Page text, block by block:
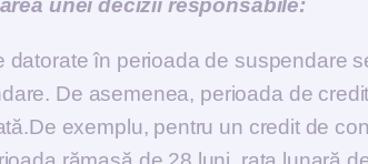
unei decizii responsabile:
datorate în perioada de suspendare
De asemenea, perioada de
exemplu, pentru un credit de